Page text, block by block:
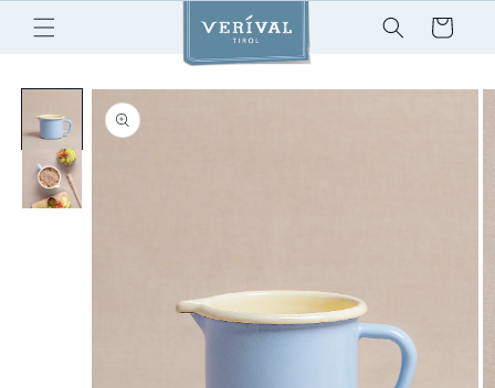
Skip to
content
Cart
Skip to
product
information